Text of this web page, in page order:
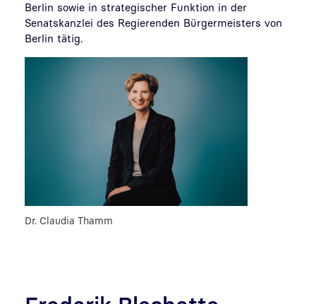
Berlin sowie in strategischer Funktion in der
Senatskanzlei des Regierenden Bürgermeisters von
Berlin tätig.
Dr. Claudia Thamm